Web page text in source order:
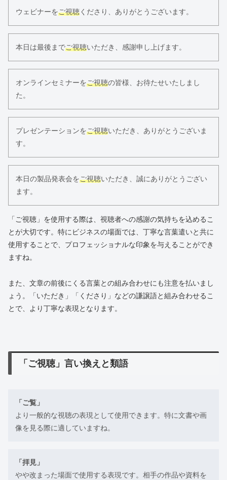
ウェビナーをご視聴くださり、ありがとうございます。
本日は最後までご視聴いただき、感謝申し上げます。
オンラインセミナーをご視聴の皆様、お待たせいたしまし
た。
プレゼンテーションをご視聴いただき、ありがとうございま
す。
本日の製品発表会をご視聴いただき、誠にありがとうござい
ます。
「ご視聴」を使用する際は、視聴者への感謝の気持ちを込めるこ
とが大切です。特にビジネスの場面では、丁寧な言葉遣いと共に
使用することで、プロフェッショナルな印象を与えることができ
ますね。
また、文章の前後にくる言葉との組み合わせにも注意を払いまし
ょう。「いただき」「くださり」などの謙譲語と組み合わせるこ
とで、より丁寧な表現となります。
「ご視聴」言い換えと類語
「ご覧」
より一般的な視聴の表現として使用できます。特に文書や画
像を見る際に適していますね。
「拝見」
やや改まった場面で使用する表現です。相手の作品や資料を